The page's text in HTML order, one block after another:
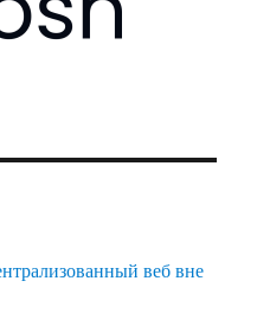
веб вне